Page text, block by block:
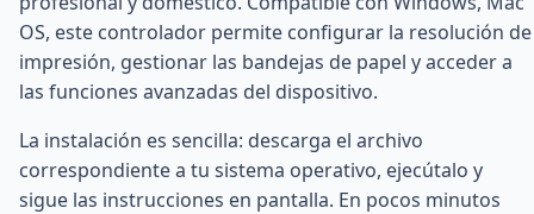
OS, este controlador permite configurar la resolución de
impresión, gestionar las bandejas de papel y acceder a
las funciones avanzadas del dispositivo.
La instalación es sencilla: descarga el archivo
correspondiente a tu sistema operativo, ejecútalo y
sigue las instrucciones en pantalla. En pocos minutos